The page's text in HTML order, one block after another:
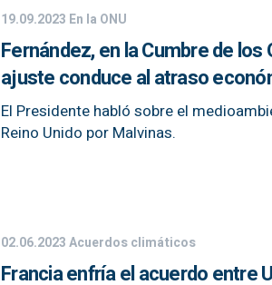
19.09.2023 En la ONU
Fernández, en la Cumbre de
ajuste conduce al atraso
El Presidente habló sobre el
Reino Unido por Malvinas.
02.06.2023Acuerdos climáticos
Francia enfría el acuerdo entre